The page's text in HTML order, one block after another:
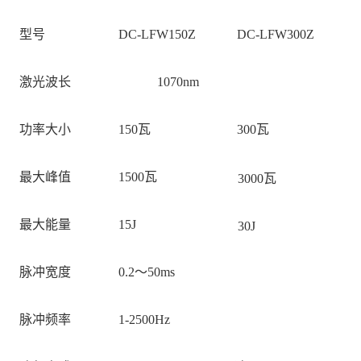
型号 DC-LFW150Z DC-LFW300Z
激光波长 1070nm
功率大小 150瓦 300瓦
最大峰值 1500瓦 3000瓦
最大能量 15J 30J
脉冲宽度 0.2～50ms
脉冲频率 1-2500Hz